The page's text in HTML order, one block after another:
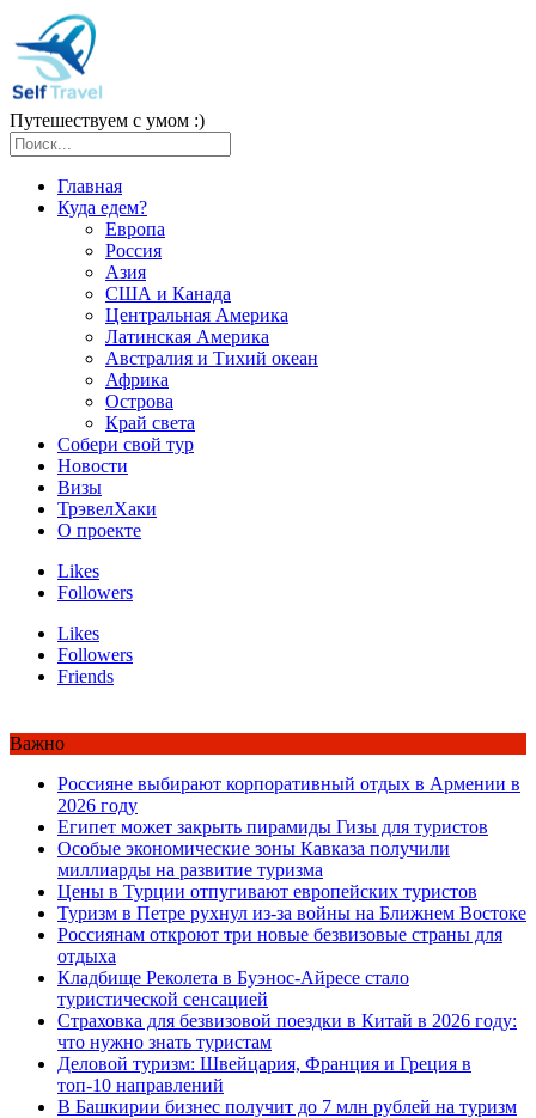
Путешествуем с умом :)
Главная
Куда едем?
Европа
Россия
Азия
США и Канада
Центральная Америка
Латинская Америка
Австралия и Тихий океан
Африка
Острова
Край света
Собери свой тур
Новости
Визы
ТрэвелХаки
О проекте
Likes
Followers
Likes
Followers
Friends
Важно
Россияне выбирают корпоративный отдых в Армении в
2026 году
Египет может закрыть пирамиды Гизы для туристов
Особые экономические зоны Кавказа получили
миллиарды на развитие туризма
Цены в Турции отпугивают европейских туристов
Туризм в Петре рухнул из-за войны на Ближнем Востоке
Россиянам откроют три новые безвизовые страны для
отдыха
Кладбище Реколета в Буэнос-Айресе стало
туристической сенсацией
Страховка для безвизовой поездки в Китай в 2026 году:
что нужно знать туристам
Деловой туризм: Швейцария, Франция и Греция в
топ-10 направлений
В Башкирии бизнес получит до 7 млн рублей на туризм